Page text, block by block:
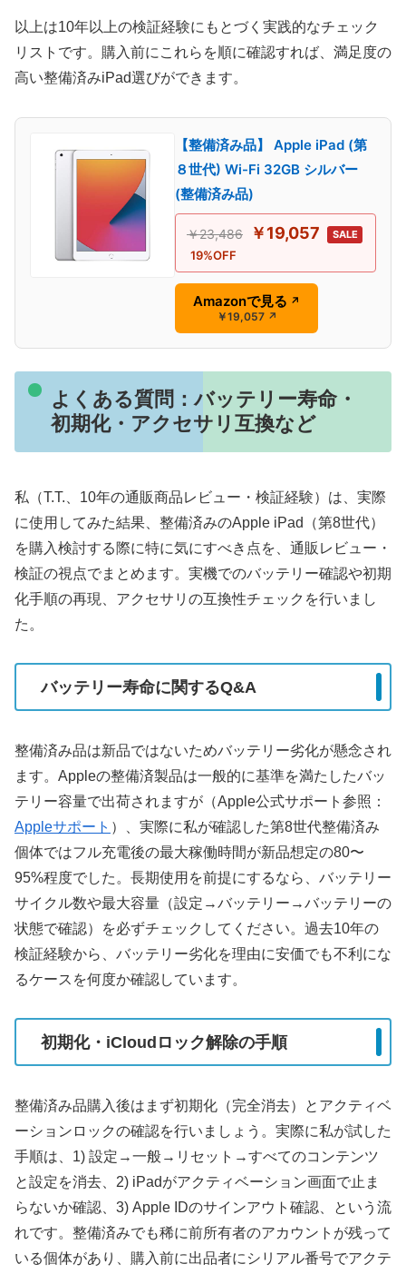
以上は10年以上の検証経験にもとづく実践的なチェック
リストです。購入前にこれらを順に確認すれば、満足度の
高い整備済みiPad選びができます。
【整備済み品】 Apple iPad (第
８世代) Wi-Fi 32GB シルバー
(整備済み品)
￥23,486 ￥19,057 SALE
19%OFF
Amazonで見る ↗
￥19,057 ↗
よくある質問：バッテリー寿命・
初期化・アクセサリ互換など
私（T.T.、10年の通販商品レビュー・検証経験）は、実際
に使用してみた結果、整備済みのApple iPad（第8世代）
を購入検討する際に特に気にすべき点を、通販レビュー・
検証の視点でまとめます。実機でのバッテリー確認や初期
化手順の再現、アクセサリの互換性チェックを行いまし
た。
バッテリー寿命に関するQ&A
整備済み品は新品ではないためバッテリー劣化が懸念され
ます。Appleの整備済製品は一般的に基準を満たしたバッ
テリー容量で出荷されますが（Apple公式サポート参照：
Appleサポート ）、実際に私が確認した第8世代整備済み
個体ではフル充電後の最大稼働時間が新品想定の80〜
95%程度でした。長期使用を前提にするなら、バッテリー
サイクル数や最大容量（設定→バッテリー→バッテリーの
状態で確認）を必ずチェックしてください。過去10年の
検証経験から、バッテリー劣化を理由に安価でも不利にな
るケースを何度か確認しています。
初期化・iCloudロック解除の手順
整備済み品購入後はまず初期化（完全消去）とアクティベ
ーションロックの確認を行いましょう。実際に私が試した
手順は、1) 設定→一般→リセット→すべてのコンテンツ
と設定を消去、2) iPadがアクティベーション画面で止ま
らないか確認、3) Apple IDのサインアウト確認、という流
れです。整備済みでも稀に前所有者のアカウントが残って
いる個体があり、購入前に出品者にシリアル番号でアクテ